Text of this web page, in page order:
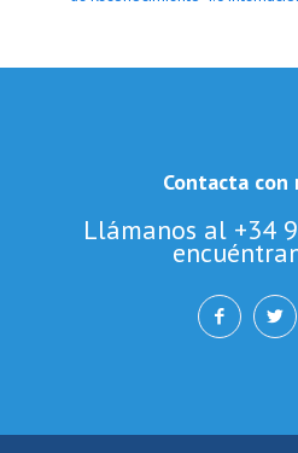
Contacta con
Llámanos al +34